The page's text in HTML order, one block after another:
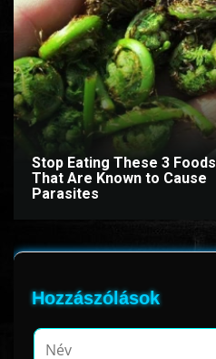
SOROZAT
KARÁCSONYI FILMEK
PC-GAME
Stop Eating These 3 Foods
That Are Known to Cause
Parasites
Hozzászólások